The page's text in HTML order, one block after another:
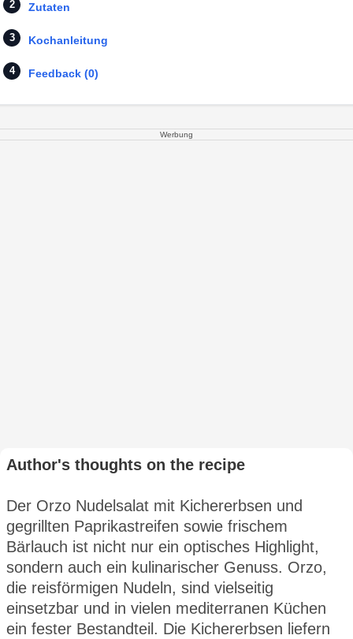
Zutaten
Kochanleitung
Feedback (0)
Werbung
Author's thoughts on the recipe
Der Orzo Nudelsalat mit Kichererbsen und
gegrillten Paprikastreifen sowie frischem
Bärlauch ist nicht nur ein optisches Highlight,
sondern auch ein kulinarischer Genuss. Orzo,
die reisförmigen Nudeln, sind vielseitig
einsetzbar und in vielen mediterranen Küchen
ein fester Bestandteil. Die Kichererbsen liefern